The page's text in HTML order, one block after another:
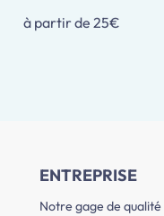
à partir de 25€
ENTREPRISE
Notre gage de qualité